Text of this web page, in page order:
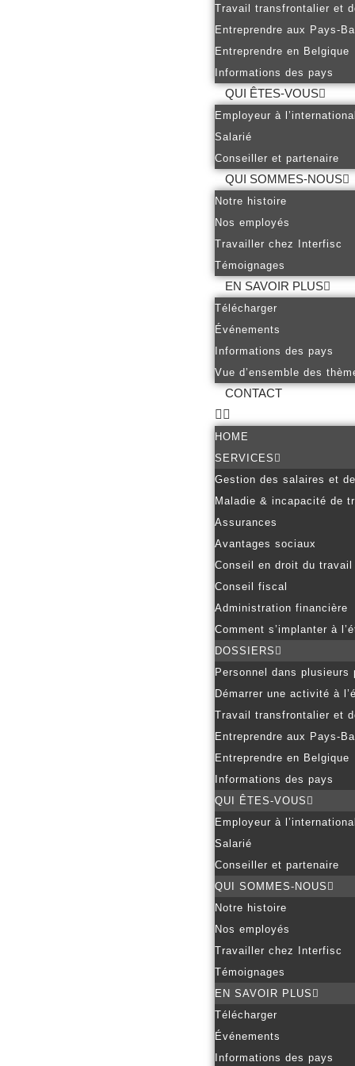
Travail transfrontalier et
Entreprendre aux Pays-
Entreprendre en Belgique
Informations des pays
QUI ÊTES-VOUS
Employeur à l’international
Salarié
Conseiller et partenaire
QUI SOMMES-NOUS
Notre histoire
Nos employés
Travailler chez Interfisc
Témoignages
EN SAVOIR PLUS
Télécharger
Événements
Informations des pays
Vue d’ensemble des
CONTACT
HOME
SERVICES
Gestion des salaires et
Maladie & incapacité de
Assurances
Avantages sociaux
Conseil en droit du travail
Conseil fiscal
Administration financière
Comment s’implanter à
DOSSIERS
Personnel dans plusieurs
Démarrer une activité à
Travail transfrontalier et
Entreprendre aux Pays-
Entreprendre en Belgique
Informations des pays
QUI ÊTES-VOUS
Employeur à l’international
Salarié
Conseiller et partenaire
QUI SOMMES-NOUS
Notre histoire
Nos employés
Travailler chez Interfisc
Témoignages
EN SAVOIR PLUS
Télécharger
Événements
Informations des pays